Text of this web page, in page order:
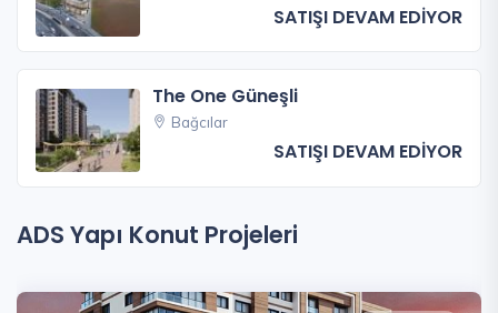
SATIŞI DEVAM EDİYOR
The One Güneşli
Bağcılar
SATIŞI DEVAM EDİYOR
ADS Yapı Konut Projeleri